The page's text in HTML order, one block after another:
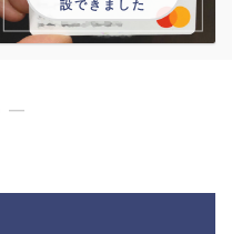
設できました
―